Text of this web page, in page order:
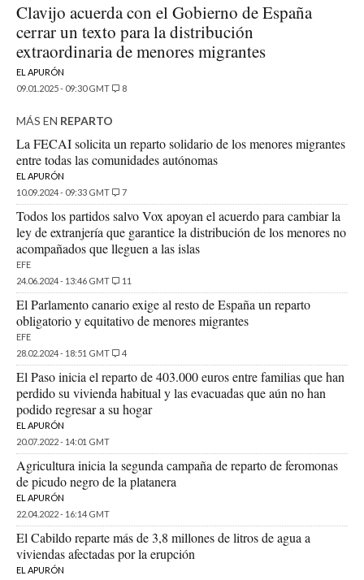
Clavijo acuerda con el Gobierno de España
cerrar un texto para la distribución
extraordinaria de menores migrantes
EL APURÓN
09.01.2025 - 09:30 GMT
8
MÁS EN REPARTO
La FECAI solicita un reparto solidario de los menores migrantes
entre todas las comunidades autónomas
EL APURÓN
10.09.2024 - 09:33 GMT
7
Todos los partidos salvo Vox apoyan el acuerdo para cambiar la
ley de extranjería que garantice la distribución de los menores no
acompañados que lleguen a las islas
EFE
24.06.2024 - 13:46 GMT
11
El Parlamento canario exige al resto de España un reparto
obligatorio y equitativo de menores migrantes
EFE
28.02.2024 - 18:51 GMT
4
El Paso inicia el reparto de 403.000 euros entre familias que han
perdido su vivienda habitual y las evacuadas que aún no han
podido regresar a su hogar
EL APURÓN
20.07.2022 - 14:01 GMT
Agricultura inicia la segunda campaña de reparto de feromonas
de picudo negro de la platanera
EL APURÓN
22.04.2022 - 16:14 GMT
El Cabildo reparte más de 3,8 millones de litros de agua a
viviendas afectadas por la erupción
EL APURÓN